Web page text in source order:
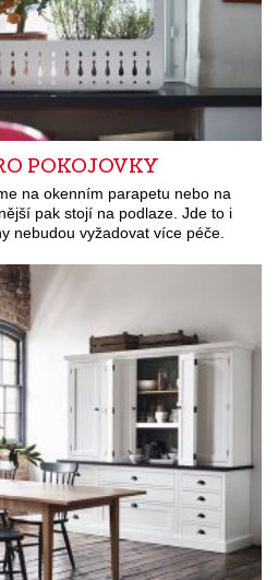
POKOJOVKY
na okenním parapetu nebo na
pak stojí na podlaze. Jde to i
nebudou vyžadovat více péče.